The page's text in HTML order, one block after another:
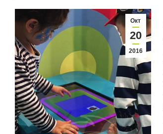
Окт
20
2016